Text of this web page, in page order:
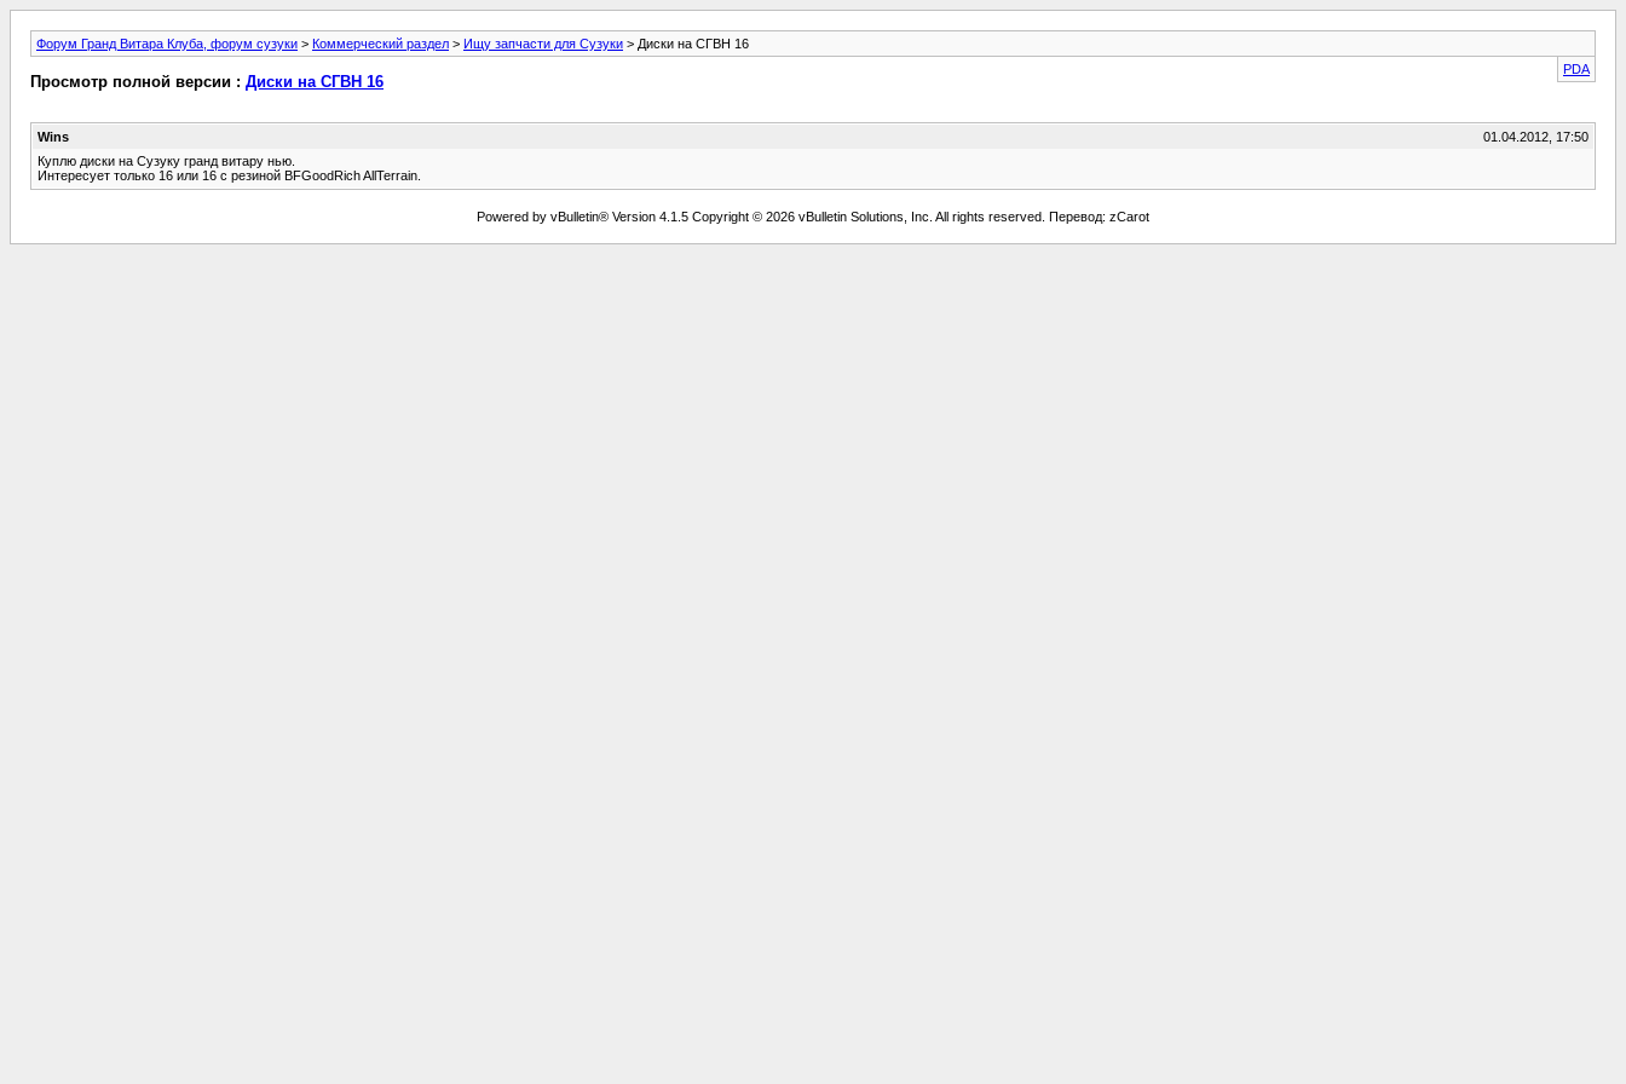
Форум Гранд Витара Клуба, форум сузуки > Коммерческий раздел > Ищу запчасти для Сузуки > Диски на СГВН 16
PDA
Просмотр полной версии : Диски на СГВН 16
Wins
01.04.2012, 17:50
Куплю диски на Сузуку гранд витару нью.
Интересует только 16 или 16 с резиной BFGoodRich AllTerrain.
Powered by vBulletin® Version 4.1.5 Copyright © 2026 vBulletin Solutions, Inc. All rights reserved. Перевод: zCarot